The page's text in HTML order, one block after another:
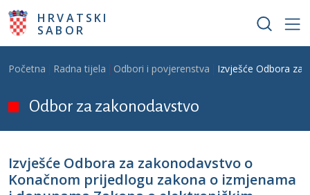
Skoči na glavni sadržaj
HRVATSKI
SABOR
Breadcrumb
Početna Radna tijela Odbori i povjerenstva Izvješće Odbora za
Odbor za zakonodavstvo
Izvješće Odbora za zakonodavstvo o
Konačnom prijedlogu zakona o izmjenama